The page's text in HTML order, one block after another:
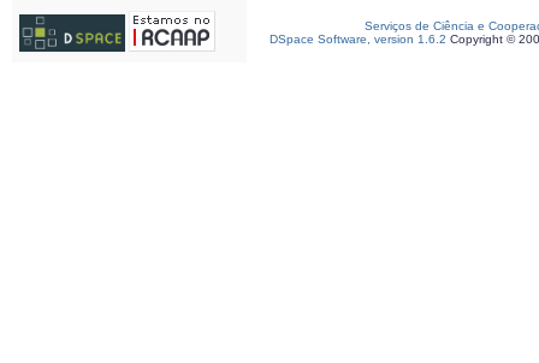
Serviços de Ciência e
DSpace Software, version 1.6.2 Copyright ©